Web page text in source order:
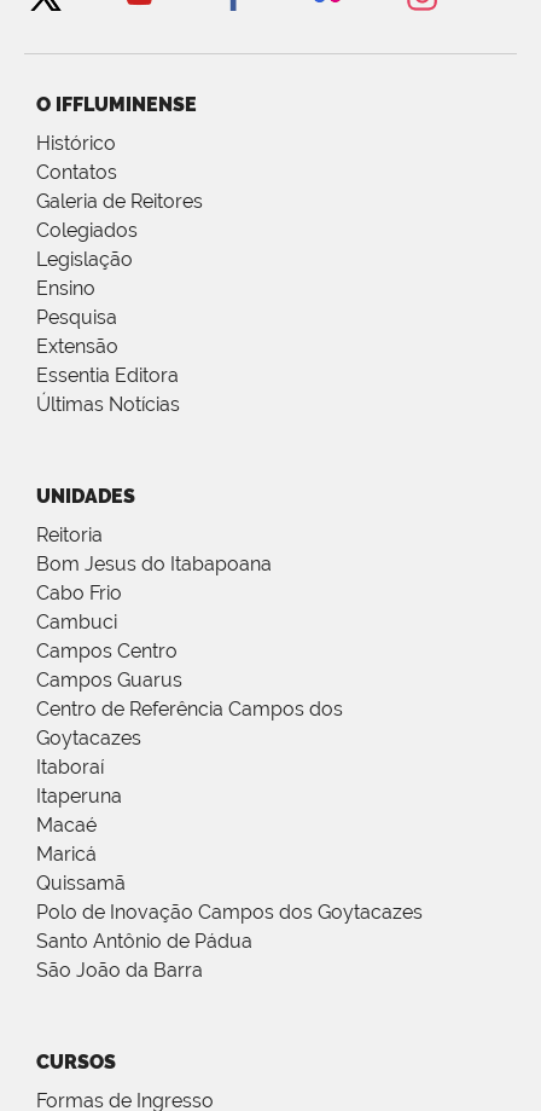
O IFFLUMINENSE
Histórico
Contatos
Galeria de Reitores
Colegiados
Legislação
Ensino
Pesquisa
Extensão
Essentia Editora
Últimas Notícias
UNIDADES
Reitoria
Bom Jesus do Itabapoana
Cabo Frio
Cambuci
Campos Centro
Campos Guarus
Centro de Referência Campos dos
Goytacazes
Itaboraí
Itaperuna
Macaé
Maricá
Quissamã
Polo de Inovação Campos dos Goytacazes
Santo Antônio de Pádua
São João da Barra
CURSOS
Formas de Ingresso